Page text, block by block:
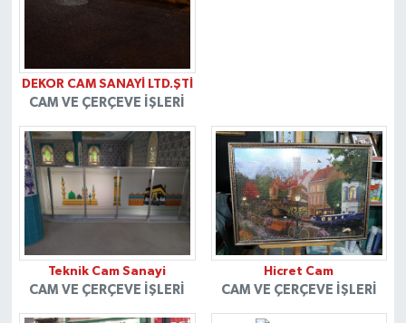
DEKOR CAM SANAYİ LTD.ŞTİ
CAM VE ÇERÇEVE İŞLERI
Teknik Cam Sanayi
CAM VE ÇERÇEVE İŞLERI
Hicret Cam
CAM VE ÇERÇEVE İŞLERI